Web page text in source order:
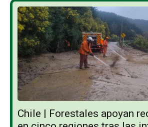
Chile | Forestales apoyan